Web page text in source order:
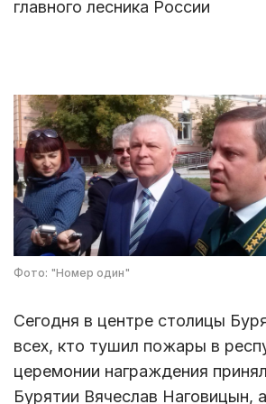
главного лесника России
Фото: "Номер один"
Сегодня в центре столицы
всех, кто тушил пожары в
церемонии награждения
Бурятии Вячеслав Наговицын,